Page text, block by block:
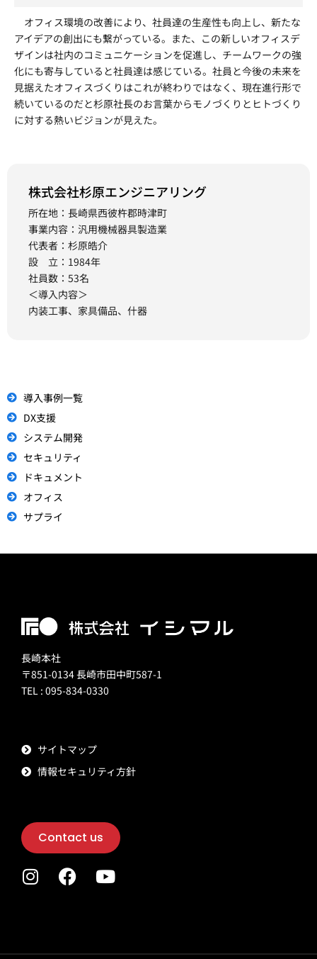
オフィス環境の改善により、社員達の生産性も向上し、新たな
アイデアの創出にも繋がっている。また、この新しいオフィスデ
ザインは社内のコミュニケーションを促進し、チームワークの強
化にも寄与していると社員達は感じている。社員と今後の未来を
見据えたオフィスづくりはこれが終わりではなく、現在進行形で
続いているのだと杉原社長のお言葉からモノづくりとヒトづくり
に対する熱いビジョンが見えた。
株式会社杉原エンジニアリング
所在地：長崎県西彼杵郡時津町
事業内容：汎用機械器具製造業
代表者：杉原皓介
設 立：1984年
社員数：53名
＜導入内容＞
内装工事、家具備品、什器
導入事例一覧
DX支援
システム開発
セキュリティ
ドキュメント
オフィス
サプライ
長崎本社
〒851-0134 長崎市田中町587-1
TEL : 095-834-0330
サイトマップ
情報セキュリティ方針
Contact us